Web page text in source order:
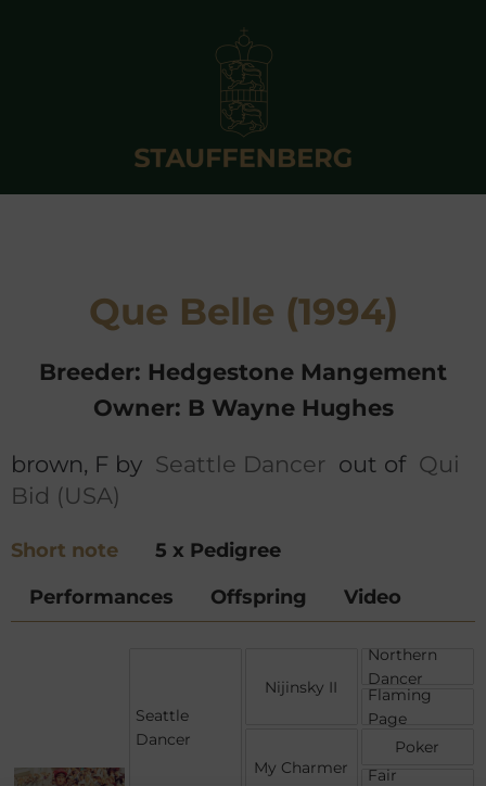
Que Belle (1994)
Breeder: Hedgestone Mangement
Owner: B Wayne Hughes
brown, F by Seattle Dancer out of Qui
Bid (USA)
Short note
5 x Pedigree
Performances
Offspring Video
Seattle
Dancer
Nijinsky II
My Charmer
Northern
Dancer
Flaming
Page
Poker
Fair